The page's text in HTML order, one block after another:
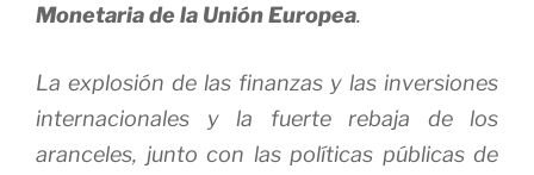
Monetaria de la Unión Europea.
La explosión de las finanzas y las inversiones
internacionales y la fuerte rebaja de los
aranceles, junto con las políticas públicas de